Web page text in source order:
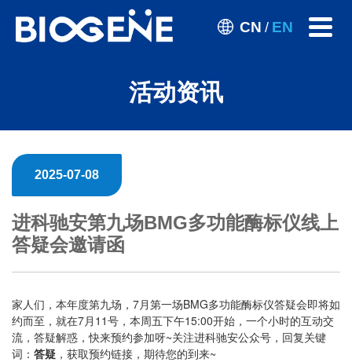
CN / EN
活动资讯
2025-07-08
进科驰安第九场BMG多功能酶标仪线上
答疑会邀请函
家人们，本年度第九场，7月第一场BMG多功能酶标仪答疑会即将如
约而至，就在7月11号，本周五下午15:00开始，一个小时的互动交
流，答疑解惑，快来预约参加呀~关注进科驰安公众号，回复关键
词： 答疑 ，获取预约链接，期待您的到来~